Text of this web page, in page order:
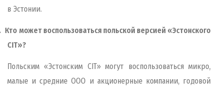
в Эстонии.
Кто может воспользоваться польской версией «Эстонского
CIT»?
Польским «Эстонским CIT» могут воспользоваться микро,
малые и средние ООО и акционерные компании, годовой